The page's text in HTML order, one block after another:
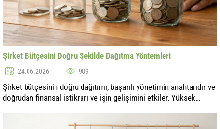
Şirket Bütçesini Doğru Şekilde Dağıtma Yöntemleri
24.06.2026 989
Şirket bütçesinin doğru dağıtımı, başarılı yönetimin anahtarıdır ve
doğrudan finansal istikrarı ve işin gelişimini etkiler. Yüksek